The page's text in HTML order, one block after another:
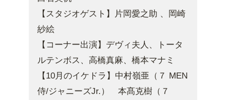
【スタジオゲスト】片岡愛之助 、岡崎
紗絵
【コーナー出演】デヴィ夫人、トータ
ルテンボス、高橋真麻、橋本マナミ
【10月のイケドラ】中村嶺亜（７ MEN
侍/ジャニーズJr.） 本髙克樹（７